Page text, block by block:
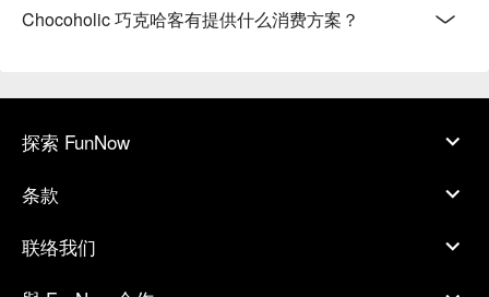
Chocoholic 巧克哈客有提供什么消费方案？
探索 FunNow
条款
联络我们